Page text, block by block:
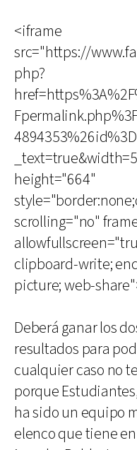
<iframe
src="https://
php?
height="664"
scrolling="no"
clipboard-write;
picture; web-
Deberá ganar los
resultados para
cualquier caso no
porque
ha sido un equipo
elenco que tiene